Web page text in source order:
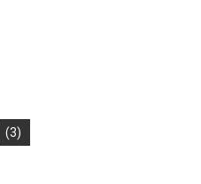
(3)